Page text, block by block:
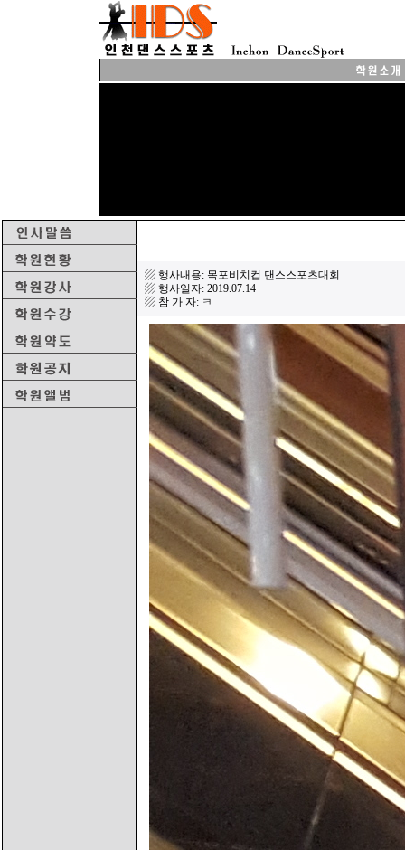
▨ 행사내용: 목포비치컵 댄스스포츠대회
▨ 행사일자: 2019.07.14
▨ 참 가 자: ㅋ